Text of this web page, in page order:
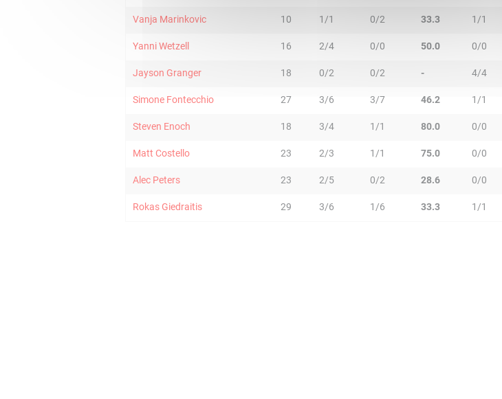
Vanja Marinkovic 10 1/1 0/2 33.3 1/1
Yanni Wetzell 16 2/4 0/0 50.0 0/0
Jayson Granger 18 0/2 0/2 - 4/4
Simone Fontecchio 27 3/6 3/7 46.2 1/1
Steven Enoch 18 3/4 1/1 80.0 0/0
Matt Costello 23 2/3 1/1 75.0 0/0
Alec Peters 23 2/5 0/2 28.6 0/0
Rokas Giedraitis 29 3/6 1/6 33.3 1/1